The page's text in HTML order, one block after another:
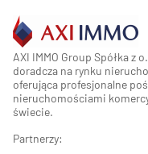
AXI IMMO Group Spółka z
doradcza na rynku
oferująca profesjonalne
nieruchomościami
świecie.
Partnerzy: